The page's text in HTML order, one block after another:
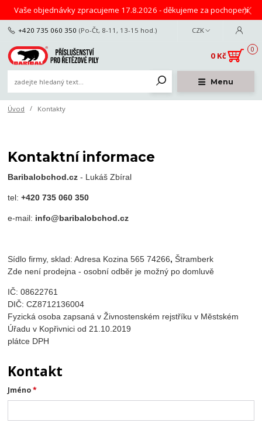
Vaše objednávky zpracujeme 17.8.2026 - děkujeme za pochopení
Menu
CZK
+420 735 060 350 (Po-Čt, 8-11, 13-15 hod.)
0
0 Kč
Úvod Kontakty
Kontaktní informace
Baribalobchod.cz - Lukáš Zbíral
tel:+420 735 060 350
e-mail: info@baribalobchod.cz
Sídlo firmy, sklad: Adresa Kozina 565 74266,Štramberk
Zde není prodejna - osobní odběr je možný po domluvě
IČ: 08622761
DIČ: CZ8712136004
Fyzická osoba zapsaná v Živnostenském rejstříku v Městském
Úřadu v Kopřivnici od 21.10.2019
plátce DPH
Kontakt
Jméno*